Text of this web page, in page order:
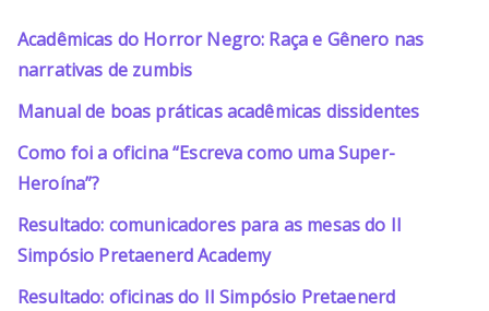
Acadêmicas do Horror Negro: Raça e Gênero nas
narrativas de zumbis
Manual de boas práticas acadêmicas dissidentes
Como foi a oficina “Escreva como uma Super-
Heroína”?
Resultado: comunicadores para as mesas do II
Simpósio Pretaenerd Academy
Resultado: oficinas do II Simpósio Pretaenerd